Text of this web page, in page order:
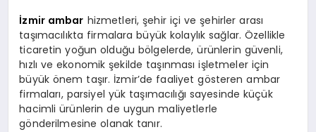
İzmir ambar hizmetleri, şehir içi ve şehirler arası
taşımacılıkta firmalara büyük kolaylık sağlar. Özellikle
ticaretin yoğun olduğu bölgelerde, ürünlerin güvenli,
hızlı ve ekonomik şekilde taşınması işletmeler için
büyük önem taşır. İzmir’de faaliyet gösteren ambar
firmaları, parsiyel yük taşımacılığı sayesinde küçük
hacimli ürünlerin de uygun maliyetlerle
gönderilmesine olanak tanır.